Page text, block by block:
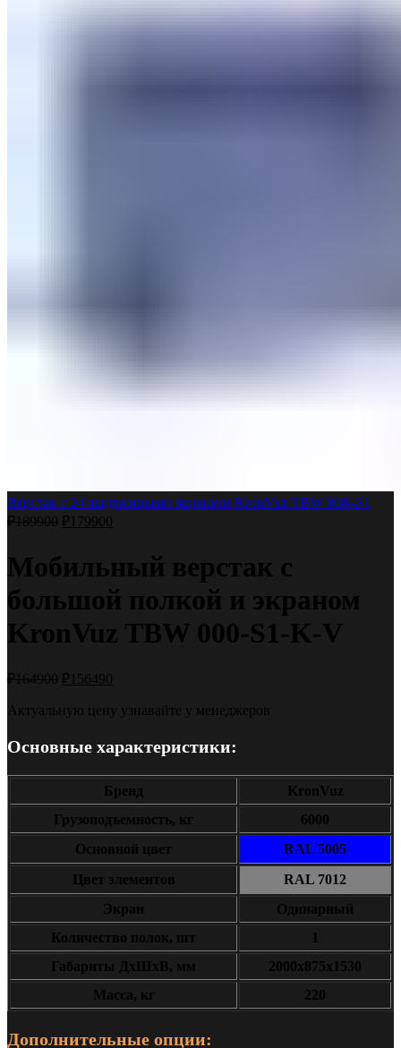
Верстак с 24 выдвижными ящиками KronVuz TBW 868–S1
₽189900 ₽ 179900
Мобильный верстак с
большой полкой и экраном
KronVuz TBW 000-S1-K-V
₽164900 ₽ 156490
Актуальную цену узнавайте у менеджеров
Основные характеристики:
Бренд
KronVuz
Грузоподъемность, кг
6000
Основной цвет
RAL 5005
Цвет элементов
RAL 7012
Экран
Одинарный
Количество полок, шт
1
Габариты ДxШxВ, мм
2000х875х1530
Масса, кг
220
Дополнительные опции: